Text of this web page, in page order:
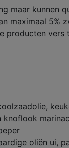
maar kunnen
maximaal 5%
producten vers
knoflook
oliën ui,